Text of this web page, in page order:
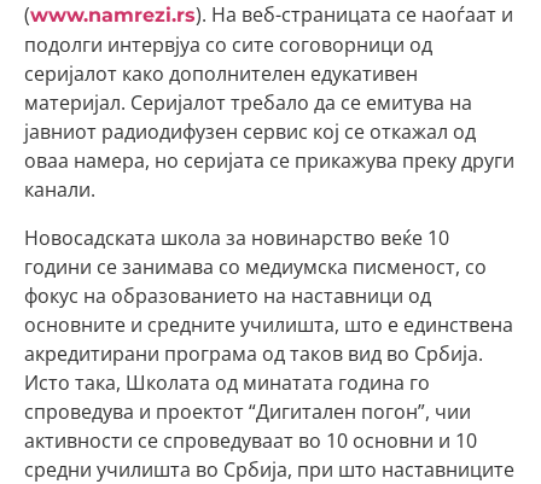
(www.namrezi.rs). На веб-страницата се наоѓаат и
подолги интервјуа со сите соговорници од
серијалот како дополнителен едукативен
материјал. Серијалот требало да се емитува на
јавниот радиодифузен сервис кој се откажал од
оваа намера, но серијата се прикажува преку други
канали.
Новосадската школа за новинарство веќе 10
години се занимава со медиумска писменост, со
фокус на образованието на наставници од
основните и средните училишта, што е единствена
акредитирани програма од таков вид во Србија.
Исто така, Школата од минатата година го
спроведува и проектот “Дигитален погон”, чии
активности се спроведуваат во 10 основни и 10
средни училишта во Србија, при што наставниците